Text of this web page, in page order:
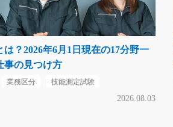
？2026年6月1日現在の17分野一
事の見つけ方
業務区分
技能測定試験
2026.08.03